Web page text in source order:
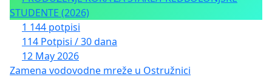
STUDENTE (2026)
1 144 potpisi
114 Potpisi / 30 dana
12 May 2026
Zamena vodovodne mreže u Ostružnici